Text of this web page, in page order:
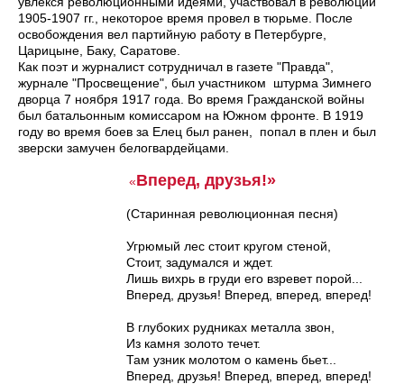
1905-1907 гг., некоторое время провел в тюрьме. После
освобождения вел партийную работу в Петербурге,
Царицыне, Баку, Саратове.
Как поэт и журналист сотрудничал в газете "Правда",
журнале "Просвещение", был участником штурма Зимнего
дворца 7 ноября 1917 года. Во время Гражданской войны
был батальонным комиссаром на Южном фронте. В 1919
году во время боев за Елец был ранен, попал в плен и был
зверски замучен белогвардейцами.
«Вперед, друзья!»
(Старинная революционная песня)
Угрюмый лес стоит кругом стеной,
Стоит, задумался и ждет.
Лишь вихрь в груди его взревет порой...
Вперед, друзья! Вперед, вперед, вперед!
В глубоких рудниках металла звон,
Из камня золото течет.
Там узник молотом о камень бьет...
Вперед, друзья! Вперед, вперед, вперед!